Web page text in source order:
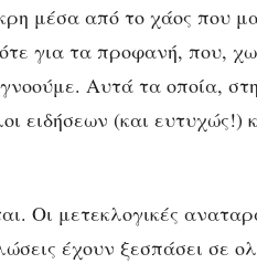
μέσα από το χάος που
για τα προφανή, που,
Αυτά τα οποία,
ειδήσεων (και ευτυχώς!)
Οι μετεκλογικές
έχουν ξεσπάσει σε